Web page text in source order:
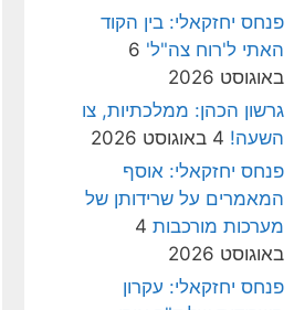
פנחס יחזקאלי: בין הקוד
האתי ל'רוח צה"ל' 6
באוגוסט 2026
גרשון הכהן: ממלכתיות, צו
השעה! 4 באוגוסט 2026
פנחס יחזקאלי: אוסף
המאמרים על שרידותן של
מערכות מורכבות 4
באוגוסט 2026
פנחס יחזקאלי: עקרון